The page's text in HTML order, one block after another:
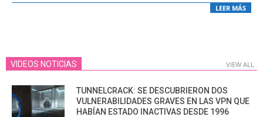
LEER MÁS
VIDEOS NOTICIAS VIEW ALL
TUNNELCRACK: SE DESCUBRIERON DOS
VULNERABILIDADES GRAVES EN LAS VPN QUE
HABÍAN ESTADO INACTIVAS DESDE 1996